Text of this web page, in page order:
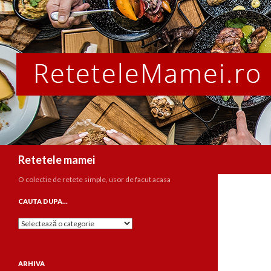
Retetele mamei
O colectie de retete simple, usor de facut acasa
CAUTA DUPA…
Cauta
ARHIVA